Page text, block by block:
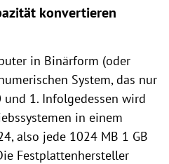
konvertieren
in Binärform (oder
System, das nur
1. Infolgedessen wird
in einem
also jede 1024 MB 1 GB
Festplattenhersteller